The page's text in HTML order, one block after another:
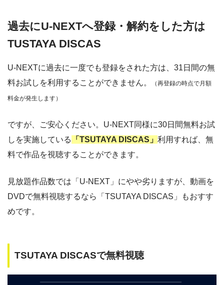
過去にU-NEXTへ登録・解約をした方は
TUSTAYA DISCAS
U-NEXTに過去に一度でも登録をされた方は、31日間の無
料お試しを利用することができません。
（再登録の時点で月額
料金が発生します）
ですが、ご安心ください。U-NEXT同様に30日間無料お試
しを実施している
「TSUTAYA DISCAS」 利用すれば、無
料で作品を視聴することができます。
見放題作品数では「U-NEXT」にやや劣りますが、動画を
DVDで無料視聴するなら「TSUTAYA DISCAS」もおすす
めです。
TSUTAYA DISCASで無料視聴